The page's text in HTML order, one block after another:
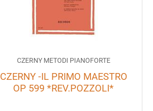
CZERNY METODI PIANOFORTE
CZERNY -IL PRIMO MAESTRO
OP 599 *REV.POZZOLI*